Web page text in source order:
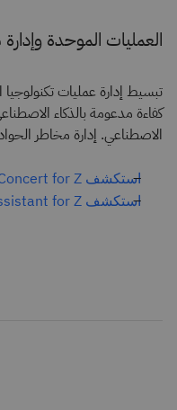
العمليات الموحدة
تبسيط إدارة عمليات تكنولوجيا
كفاءة مدعومة بالذكاء
الاصطناعي. إدارة مخاطر
استكشف IBM Concert for Z
استكشف IBM watsonx Assistant for Z